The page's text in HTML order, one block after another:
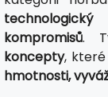
kompromisů.
koncepty,
hmotnosti,